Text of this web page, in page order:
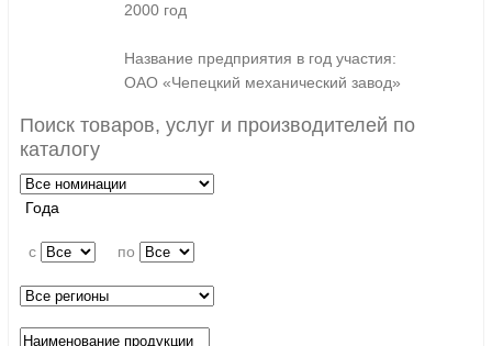
2000 год
Название предприятия в год участия:
ОАО «Чепецкий механический завод»
Поиск товаров, услуг и производителей по
каталогу
Года
c по